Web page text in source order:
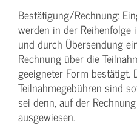
Bestätigung­/Rechnung:
werden in der Reihenfolge
und durch Übersendung
Rechnung über die
geeigneter Form bestätigt.
Teilnahmegebühren sind
sei denn, auf der
ausgewiesen.